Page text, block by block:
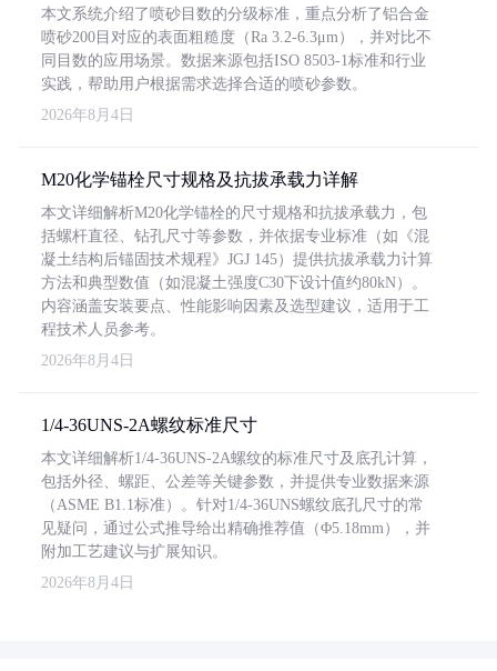
本文系统介绍了喷砂目数的分级标准，重点分析了铝合金
喷砂200目对应的表面粗糙度（Ra 3.2-6.3μm），并对比不
同目数的应用场景。数据来源包括ISO 8503-1标准和行业
实践，帮助用户根据需求选择合适的喷砂参数。
2026年8月4日
M20化学锚栓尺寸规格及抗拔承载力详解
本文详细解析M20化学锚栓的尺寸规格和抗拔承载力，包
括螺杆直径、钻孔尺寸等参数，并依据专业标准（如《混
凝土结构后锚固技术规程》JGJ 145）提供抗拔承载力计算
方法和典型数值（如混凝土强度C30下设计值约80kN）。
内容涵盖安装要点、性能影响因素及选型建议，适用于工
程技术人员参考。
2026年8月4日
1/4-36UNS-2A螺纹标准尺寸
本文详细解析1/4-36UNS-2A螺纹的标准尺寸及底孔计算，
包括外径、螺距、公差等关键参数，并提供专业数据来源
（ASME B1.1标准）。针对1/4-36UNS螺纹底孔尺寸的常
见疑问，通过公式推导给出精确推荐值（Φ5.18mm），并
附加工艺建议与扩展知识。
2026年8月4日